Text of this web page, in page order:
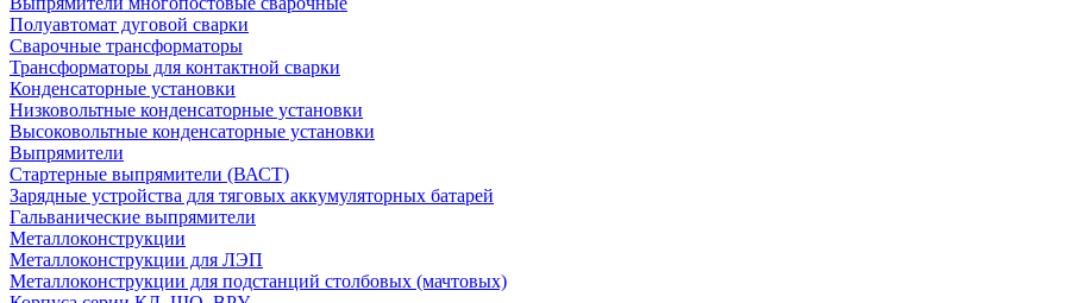
Полуавтомат дуговой сварки
Сварочные трансформаторы
Трансформаторы для контактной сварки
Конденсаторные установки
Низковольтные конденсаторные установки
Высоковольтные конденсаторные установки
Выпрямители
Стартерные выпрямители (ВАСТ)
Зарядные устройства для тяговых аккумуляторных батарей
Гальванические выпрямители
Металлоконструкции
Металлоконструкции для ЛЭП
Металлоконструкции для подстанций столбовых (мачтовых)